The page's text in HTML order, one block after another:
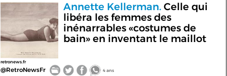
retronews.fr
Annette Kellerman.Celle qui
libéra les femmes des
inénarrables «costumes de
bain» en inventant le maillot
@RetroNewsFr 4 ans